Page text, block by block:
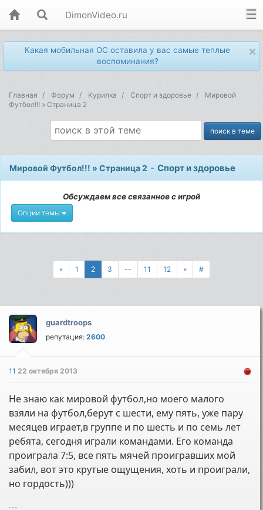
DimonVideo.ru
×
Какая мобильная ОС оставила у вас самые теплые
воспоминания?
Главная Форум Kурилка Спорт и здоровье
Мировой
Футбол!!! » Страница 2
Мировой Футбол!!! » Страница 2 -Спорт и здоровье
Обсуждаем все связанное с игрой
Опции темы
« 1 2 3 -- 11 12 » #
guardtroops
репутация:2600
1122 октября 2013
Не знаю как мировой футбол,но моего малого
взяли на футбол,берут с шести, ему пять, уже пару
месяцев играет,в группе и по шесть и по семь лет
ребята, сегодня играли командами. Его команда
проиграла 7:5, все пять мячей проигравших мой
забил, вот это крутые ощущения, хоть и проиграли,
но гордость)))
---